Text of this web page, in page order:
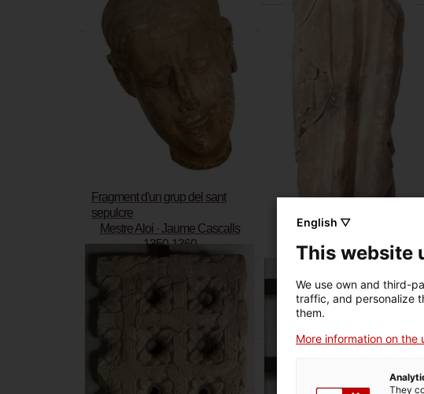
Fragment d'un grup del sant
sepulcre
Mestre Aloi · Jaume Cascalls
1350-1360
Fragment d'un grup del sant
sepulcre
Mestre Aloi · Jaume Cascalls
English ▽
This website
We use own and third-
traffic, and personalize
them.
More information on the
They